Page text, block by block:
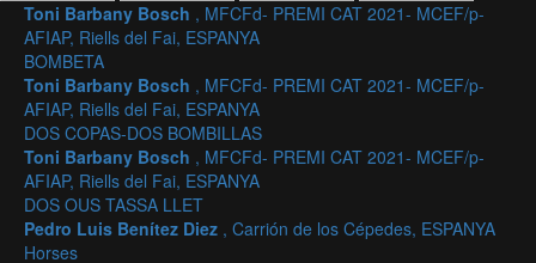
Toni Barbany Bosch , MFCFd- PREMI CAT 2021- MCEF/p-
AFIAP, Riells del Fai, ESPANYA
BOMBETA
Toni Barbany Bosch , MFCFd- PREMI CAT 2021- MCEF/p-
AFIAP, Riells del Fai, ESPANYA
DOS COPAS-DOS BOMBILLAS
Toni Barbany Bosch , MFCFd- PREMI CAT 2021- MCEF/p-
AFIAP, Riells del Fai, ESPANYA
DOS OUS TASSA LLET
Pedro Luis Benítez Diez , Carrión de los Cépedes, ESPANYA
Horses